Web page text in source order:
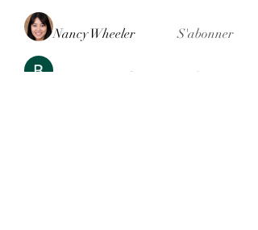
Nancy Wheeler S'abonner